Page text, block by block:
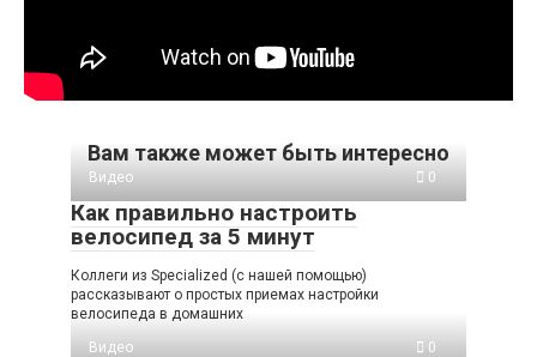
Вам также может быть интересно
Видео 0
Как правильно настроить
велосипед за 5 минут
Коллеги из Specialized (с нашей помощью)
рассказывают о простых приемах настройки
велосипеда в домашних
Видео
0